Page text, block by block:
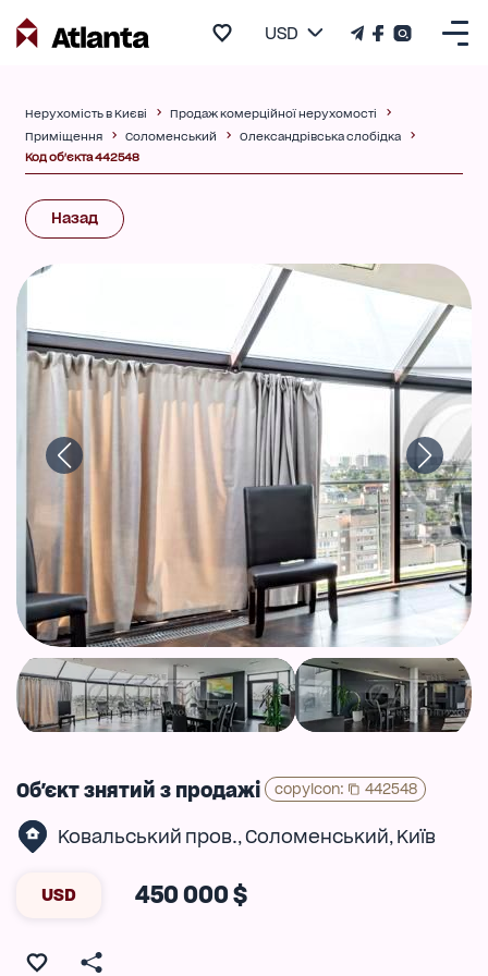
USD
Нерухомість в Києві
Продаж комерційної нерухомості
Приміщення
Соломенський
Олександрівська слобідка
Код об'єкта 442548
Назад
Об'єкт знятий з продажі copyIcon: 442548
Ковальський пров., Соломенський, Київ
USD 450 000 $